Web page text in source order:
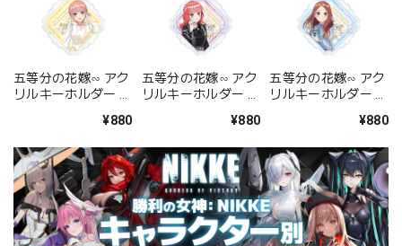
五等分の花嫁∽ アク
リルキーホルダー 中
¥880
五等分の花嫁∽ アク
リルキーホルダー 中
¥880
五等分の花嫁∽ アク
リルキーホルダー 中
¥880